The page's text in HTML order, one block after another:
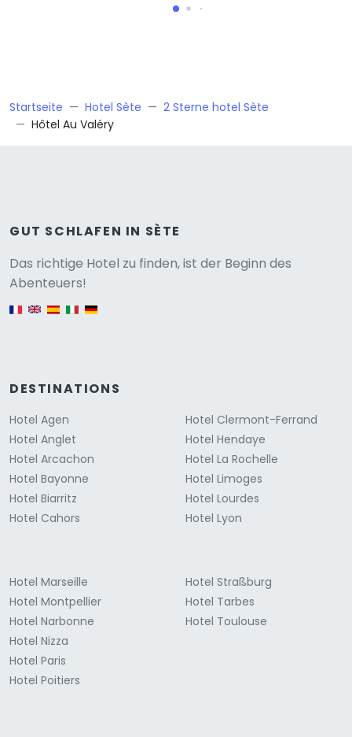
Startseite Hotel Sète
2 Sterne hotel Sète
Hôtel Au Valéry
GUT SCHLAFEN IN SÈTE
Das richtige Hotel zu finden, ist der Beginn des
Abenteuers!
English version
DESTINATIONS
Hotel Agen
Hotel Anglet
Hotel Arcachon
Hotel Bayonne
Hotel Biarritz
Hotel Cahors
Hotel Clermont-Ferrand
Hotel Hendaye
Hotel La Rochelle
Hotel Limoges
Hotel Lourdes
Hotel Lyon
Hotel Marseille
Hotel Montpellier
Hotel Narbonne
Hotel Nizza
Hotel Paris
Hotel Poitiers
Hotel Straßburg
Hotel Tarbes
Hotel Toulouse